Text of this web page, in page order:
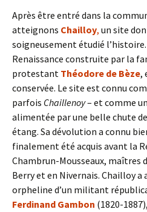
Après être entré dans la
atteignons Chailloy, un site
soigneusement étudié
Renaissance construite par la
protestant Théodore de Bèze,
conservée. Le site est connu
parfois Chaillenoy– et comme
alimentée par une belle chute
étang. Sa dévolution a connu
finalement été acquis avant la
Chambrun-Mousseaux, maîtres
Berry et en Nivernais. Chailloy a
orpheline d’un militant
Ferdinand Gambon (1820-